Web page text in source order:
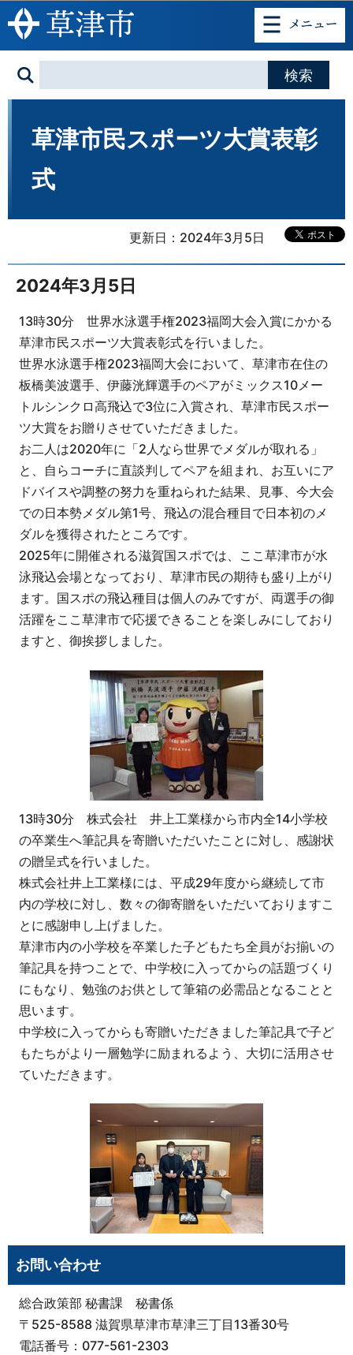
このページの本文へ移動
草津市民スポーツ大賞表彰
式
更新日：2024年3月5日
2024年3月5日
13時30分 世界水泳選手権2023福岡大会入賞にかかる
草津市民スポーツ大賞表彰式を行いました。
世界水泳選手権2023福岡大会において、草津市在住の
板橋美波選手、伊藤洸輝選手のペアがミックス10メー
トルシンクロ高飛込で3位に入賞され、草津市民スポー
ツ大賞をお贈りさせていただきました。
お二人は2020年に「2人なら世界でメダルが取れる」
と、自らコーチに直談判してペアを組まれ、お互いにア
ドバイスや調整の努力を重ねられた結果、見事、今大会
での日本勢メダル第1号、飛込の混合種目で日本初のメ
ダルを獲得されたところです。
2025年に開催される滋賀国スポでは、ここ草津市が水
泳飛込会場となっており、草津市民の期待も盛り上がり
ます。国スポの飛込種目は個人のみですが、両選手の御
活躍をここ草津市で応援できることを楽しみにしており
ますと、御挨拶しました。
13時30分 株式会社 井上工業様から市内全14小学校
の卒業生へ筆記具を寄贈いただいたことに対し、感謝状
の贈呈式を行いました。
株式会社井上工業様には、平成29年度から継続して市
内の学校に対し、数々の御寄贈をいただいておりますこ
とに感謝申し上げました。
草津市内の小学校を卒業した子どもたち全員がお揃いの
筆記具を持つことで、中学校に入ってからの話題づくり
にもなり、勉強のお供として筆箱の必需品となることと
思います。
中学校に入ってからも寄贈いただきました筆記具で子ど
もたちがより一層勉学に励まれるよう、大切に活用させ
ていただきます。
お問い合わせ
総合政策部 秘書課 秘書係
〒525-8588 滋賀県草津市草津三丁目13番30号
電話番号：077-561-2303